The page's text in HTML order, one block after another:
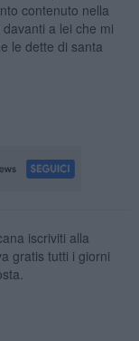
contenuto nella
a lei che mi
le dette di santa
iscriviti alla
gratis tutti i giorni